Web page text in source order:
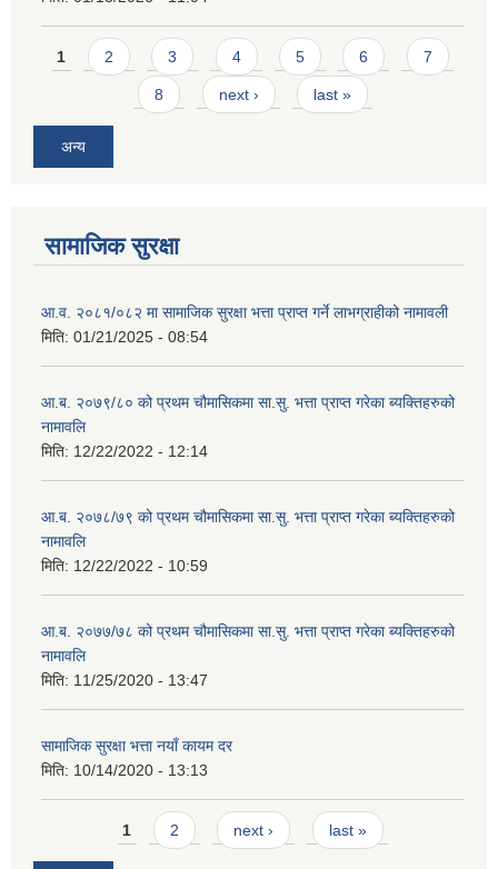
Pages
1 2 3 4 5 6 7
8 next › last »
अन्य
सामाजिक सुरक्षा
आ.व. २०८१/०८२ मा सामाजिक सुरक्षा भत्ता प्राप्त गर्ने लाभग्राहीको नामावली
मिति: 01/21/2025 - 08:54
आ.ब. २०७९/८० को प्रथम चौमासिकमा सा.सु. भत्ता प्राप्त गरेका ब्यक्तिहरुको
नामावलि
मिति: 12/22/2022 - 12:14
आ.ब. २०७८/७९ को प्रथम चौमासिकमा सा.सु. भत्ता प्राप्त गरेका ब्यक्तिहरुको
नामावलि
मिति: 12/22/2022 - 10:59
आ.ब. २०७७/७८ को प्रथम चौमासिकमा सा.सु. भत्ता प्राप्त गरेका ब्यक्तिहरुको
नामावलि
मिति: 11/25/2020 - 13:47
सामाजिक सुरक्षा भत्ता नयाँ कायम दर
मिति: 10/14/2020 - 13:13
Pages1 2 next › last »